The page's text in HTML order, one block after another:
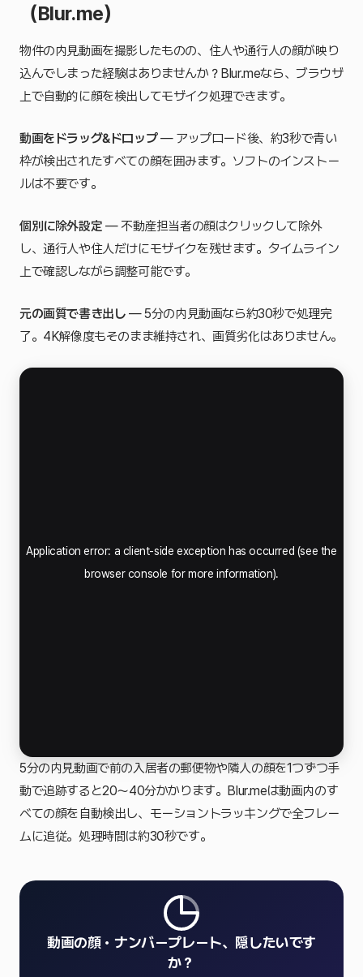
（Blur.me）
物件の内見動画を撮影したものの、住人や通行人の顔が映り
込んでしまった経験はありませんか？Blur.meなら、ブラウザ
上で自動的に顔を検出してモザイク処理できます。
動画をドラッグ&ドロップ— アップロード後、約3秒で青い
枠が検出されたすべての顔を囲みます。ソフトのインストー
ルは不要です。
個別に除外設定 — 不動産担当者の顔はクリックして除外
し、通行人や住人だけにモザイクを残せます。タイムライン
上で確認しながら調整可能です。
元の画質で書き出し — 5分の内見動画なら約30秒で処理完
了。4K解像度もそのまま維持され、画質劣化はありません。
5分の内見動画で前の入居者の郵便物や隣人の顔を1つずつ手
動で追跡すると20〜40分かかります。Blur.meは動画内のす
べての顔を自動検出し、モーショントラッキングで全フレー
ムに追従。処理時間は約30秒です。
動画の顔・ナンバープレート、隠したいです
か？